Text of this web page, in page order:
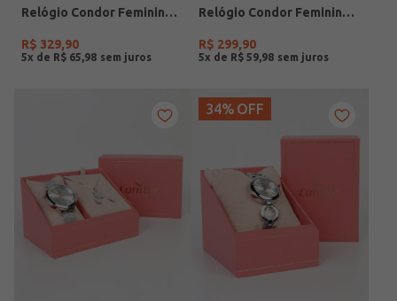
Relógio Condor Feminino DOURADO
R$ 329,90
5x de R$ 65 98
Relógio Condor Feminino DOURADO
R$ 299,90
5x de R$ 59 98
34% OFF